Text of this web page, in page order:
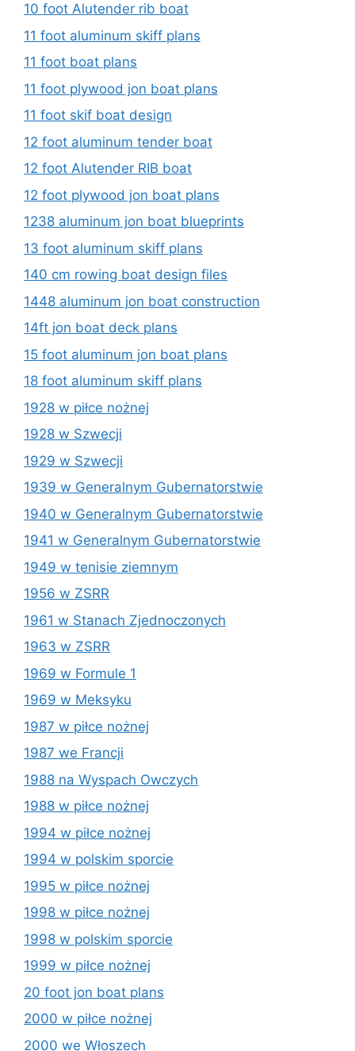
10 foot Alutender rib boat
11 foot aluminum skiff plans
11 foot boat plans
11 foot plywood jon boat plans
11 foot skif boat design
12 foot aluminum tender boat
12 foot Alutender RIB boat
12 foot plywood jon boat plans
1238 aluminum jon boat blueprints
13 foot aluminum skiff plans
140 cm rowing boat design files
1448 aluminum jon boat construction
14ft jon boat deck plans
15 foot aluminum jon boat plans
18 foot aluminum skiff plans
1928 w piłce nożnej
1928 w Szwecji
1929 w Szwecji
1939 w Generalnym Gubernatorstwie
1940 w Generalnym Gubernatorstwie
1941 w Generalnym Gubernatorstwie
1949 w tenisie ziemnym
1956 w ZSRR
1961 w Stanach Zjednoczonych
1963 w ZSRR
1969 w Formule 1
1969 w Meksyku
1987 w piłce nożnej
1987 we Francji
1988 na Wyspach Owczych
1988 w piłce nożnej
1994 w piłce nożnej
1994 w polskim sporcie
1995 w piłce nożnej
1998 w piłce nożnej
1998 w polskim sporcie
1999 w piłce nożnej
20 foot jon boat plans
2000 w piłce nożnej
2000 we Włoszech